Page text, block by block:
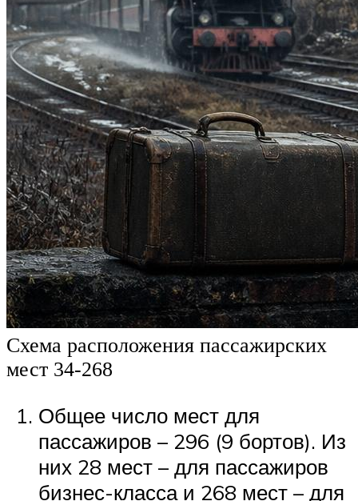
Схема расположения пассажирских
мест 34-268
Общее число мест для
пассажиров – 296 (9 бортов). Из
них 28 мест – для пассажиров
бизнес-класса и 268 мест – для